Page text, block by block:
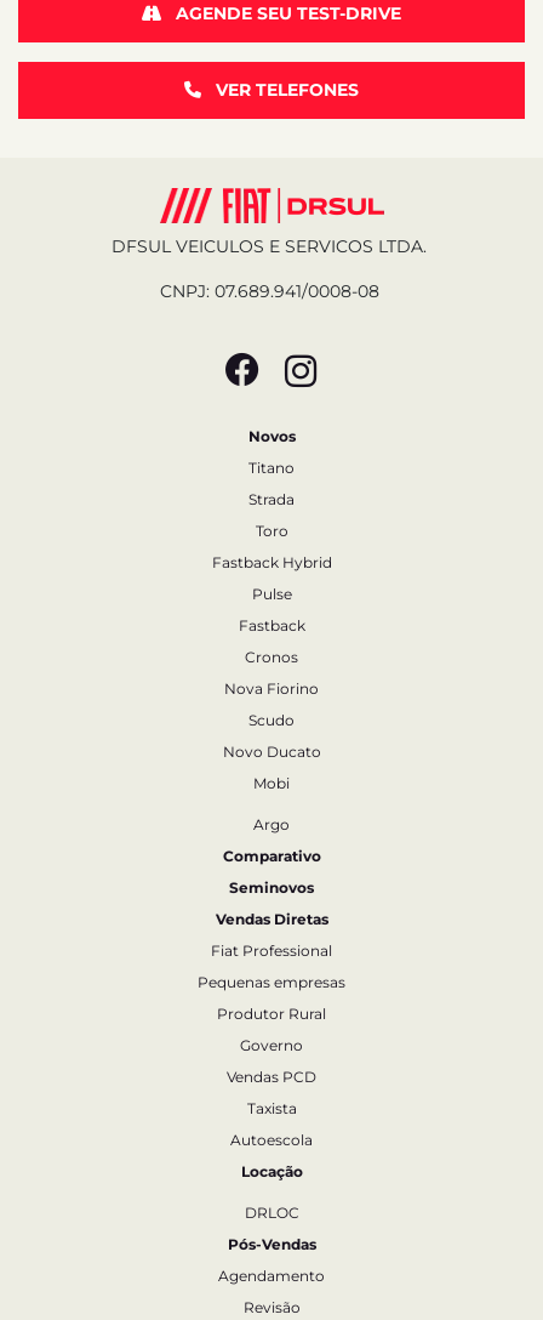
VER TELEFONES
AGENDE SEU TEST-DRIVE
DFSUL VEICULOS E SERVICOS LTDA.
CNPJ: 07.689.941/0008-08
Novos
Titano
Strada
Toro
Fastback Hybrid
Pulse
Fastback
Cronos
Nova Fiorino
Scudo
Novo Ducato
Mobi
Argo
Comparativo
Seminovos
Vendas Diretas
Fiat Professional
Pequenas empresas
Produtor Rural
Governo
Vendas PCD
Taxista
Autoescola
Locação
DRLOC
Pós-Vendas
Agendamento
Revisão